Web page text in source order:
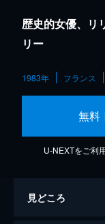
歴史的女優、リ
リー
1983年 フランス
無料
U-NEXTをご利
見どころ